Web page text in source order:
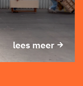
lees meer